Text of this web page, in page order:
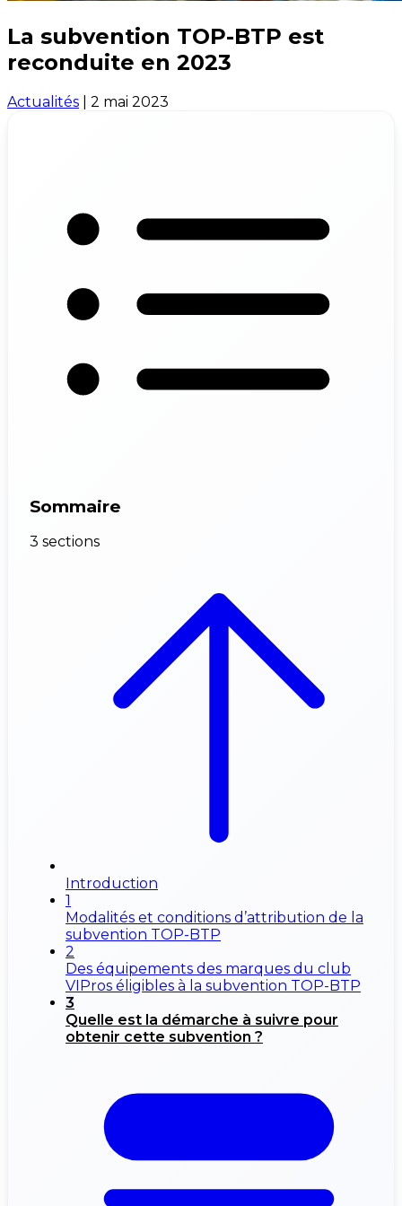
La subvention TOP-BTP est
reconduite en 2023
Actualités 2 mai 2023
Sommaire
3 sections
Introduction
1
Modalités et conditions d’attribution de la
subvention TOP-BTP
2
Des équipements des marques du club
VIPros éligibles à la subvention TOP-BTP
3
Quelle est la démarche à suivre pour
obtenir cette subvention ?